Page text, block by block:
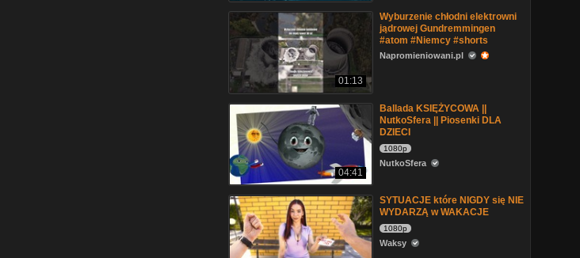
01:13
Wyburzenie chłodni elektrowni
jądrowej Gundremmingen
#atom #Niemcy #shorts
Napromieniowani.pl
04:41
Ballada KSIĘŻYCOWA ||
NutkoSfera || Piosenki DLA
DZIECI
1080p
NutkoSfera
SYTUACJE które NIGDY się NIE
WYDARZĄ w WAKACJE
1080p
Waksy